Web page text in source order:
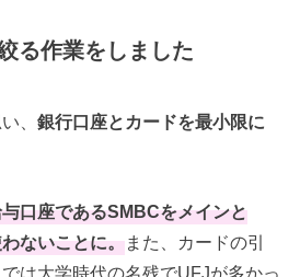
る作業をしました
、銀行口座とカードを最小限に
口座であるSMBCをメインと
ないことに。また、カードの引
は大学時代の名残でUFJが多かっ